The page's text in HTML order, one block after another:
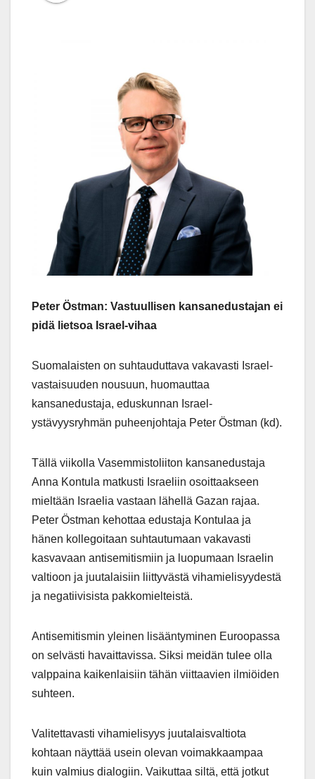
Peter Östman: Vastuullisen kansanedustajan ei
pidä lietsoa Israel-vihaa
Suomalaisten on suhtauduttava vakavasti Israel-
vastaisuuden nousuun, huomauttaa
kansanedustaja, eduskunnan Israel-
ystävyysryhmän puheenjohtaja Peter Östman (kd).
Tällä viikolla Vasemmistoliiton kansanedustaja
Anna Kontula matkusti Israeliin osoittaakseen
mieltään Israelia vastaan lähellä Gazan rajaa.
Peter Östman kehottaa edustaja Kontulaa ja
hänen kollegoitaan suhtautumaan vakavasti
kasvavaan antisemitismiin ja luopumaan Israelin
valtioon ja juutalaisiin liittyvästä vihamielisyydestä
ja negatiivisista pakkomielteistä.
Antisemitismin yleinen lisääntyminen Euroopassa
on selvästi havaittavissa. Siksi meidän tulee olla
valppaina kaikenlaisiin tähän viittaavien ilmiöiden
suhteen.
Valitettavasti vihamielisyys juutalaisvaltiota
kohtaan näyttää usein olevan voimakkaampaa
kuin valmius dialogiin. Vaikuttaa siltä, että jotkut